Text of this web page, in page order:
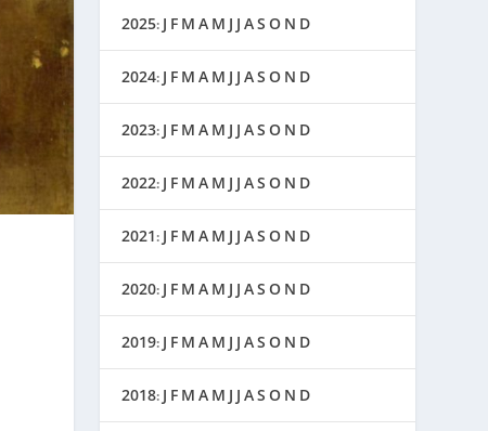
2025: J F M A M J J AS O N D
2024: J F M A M J J AS O N D
2023: J F M A M J J AS O N D
2022: J F M A M J J AS O N D
2021: J F M A M J J AS O N D
2020: J F M A M J J AS O N D
2019: J F M A M J J AS O N D
2018: J F M A M J J AS O N D